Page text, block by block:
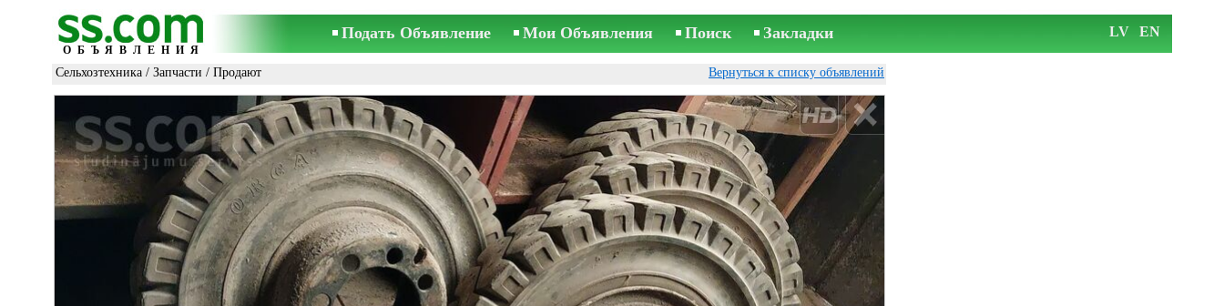
ОБЪЯВЛЕНИЯ
Подать Объявление Мои Объявления Поиск Закладки LV EN
Сельхозтехника / Запчасти / Продают Вернуться к списку объявлений